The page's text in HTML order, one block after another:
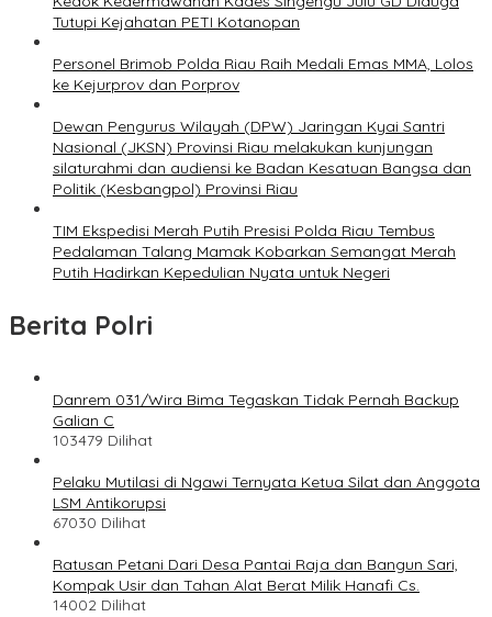
Tutupi Kejahatan PETI Kotanopan
Personel Brimob Polda Riau Raih Medali Emas MMA, Lolos
ke Kejurprov dan Porprov
Dewan Pengurus Wilayah (DPW) Jaringan Kyai Santri
Nasional (JKSN) Provinsi Riau melakukan kunjungan
silaturahmi dan audiensi ke Badan Kesatuan Bangsa dan
Politik (Kesbangpol) Provinsi Riau
TIM Ekspedisi Merah Putih Presisi Polda Riau Tembus
Pedalaman Talang Mamak Kobarkan Semangat Merah
Putih Hadirkan Kepedulian Nyata untuk Negeri
Berita Polri
Danrem 031/Wira Bima Tegaskan Tidak Pernah Backup
Galian C
103479 Dilihat
Pelaku Mutilasi di Ngawi Ternyata Ketua Silat dan Anggota
LSM Antikorupsi
67030 Dilihat
Ratusan Petani Dari Desa Pantai Raja dan Bangun Sari,
Kompak Usir dan Tahan Alat Berat Milik Hanafi Cs.
14002 Dilihat